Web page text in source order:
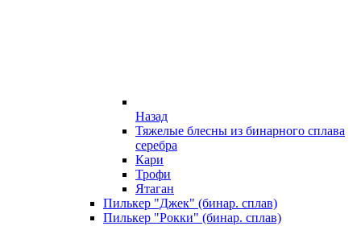
Назад
Тяжелые блесны из бинарного сплава
серебра
Кари
Трофи
Ятаган
Пилькер "Джек" (бинар. сплав)
Пилькер "Рокки" (бинар. сплав)